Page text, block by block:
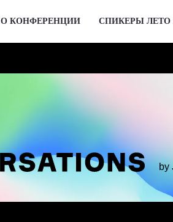
О КОНФЕРЕНЦИИ СПИКЕРЫ ЛЕТО
by Just AI